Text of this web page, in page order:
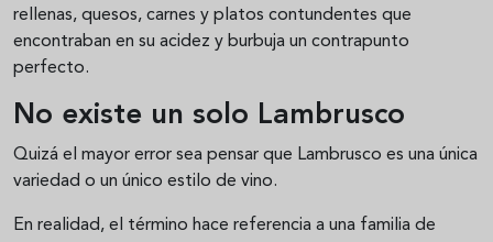
rellenas, quesos, carnes y platos contundentes que
encontraban en su acidez y burbuja un contrapunto
perfecto.
No existe un solo Lambrusco
Quizá el mayor error sea pensar que Lambrusco es una única
variedad o un único estilo de vino.
En realidad, el término hace referencia a una familia de